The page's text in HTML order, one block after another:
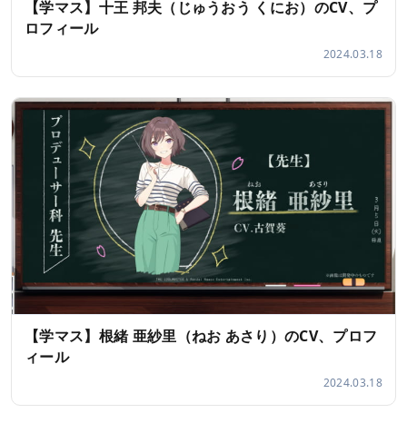
【学マス】十王 邦夫（じゅうおう くにお）のCV、プ
ロフィール
2024.03.18
【学マス】根緒 亜紗里（ねお あさり）のCV、プロフ
ィール
2024.03.18